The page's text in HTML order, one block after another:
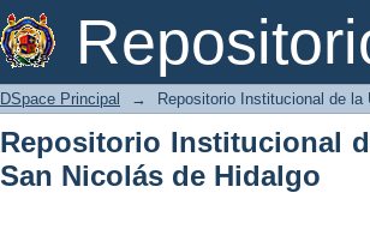
Repositorio Institucional
DSpace Principal → Repositorio Institucional de
Repositorio Institucional
San Nicolás de Hidalgo